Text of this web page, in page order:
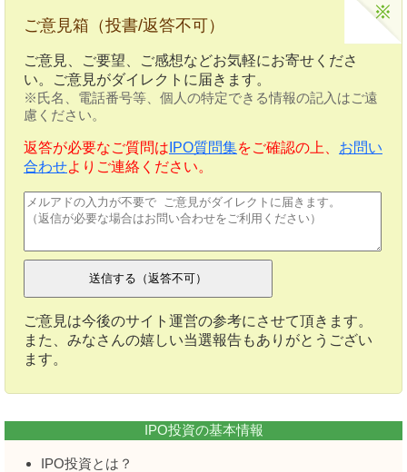
ご意見箱（投書/返答不可）
ご意見、ご要望、ご感想などお気軽にお寄せくださ
い。ご意見がダイレクトに届きます。
※氏名、電話番号等、個人の特定できる情報の記入はご遠
慮ください。
返答が必要なご質問は IPO質問集をご確認の上、 お問い
合わせよりご連絡ください。
ご意見は今後のサイト運営の参考にさせて頂きます。
また、みなさんの嬉しい当選報告もありがとうござい
ます。
IPO投資の基本情報
IPO投資とは？